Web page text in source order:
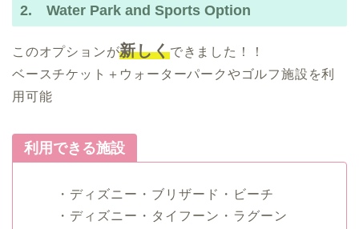
2. Water Park and Sports Option
このオプションが新しくできました！！
ベースチケット＋ウォーターパークやゴルフ施設を利
用可能
利用できる施設
・ディズニー・ブリザード・ビーチ
・ディズニー・タイフーン・ラグーン